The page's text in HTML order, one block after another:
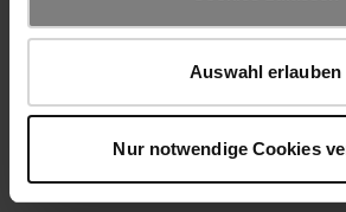
Auswahl erlauben
Nur notwendige Cookies